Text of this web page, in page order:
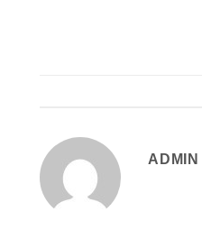
ADMIN